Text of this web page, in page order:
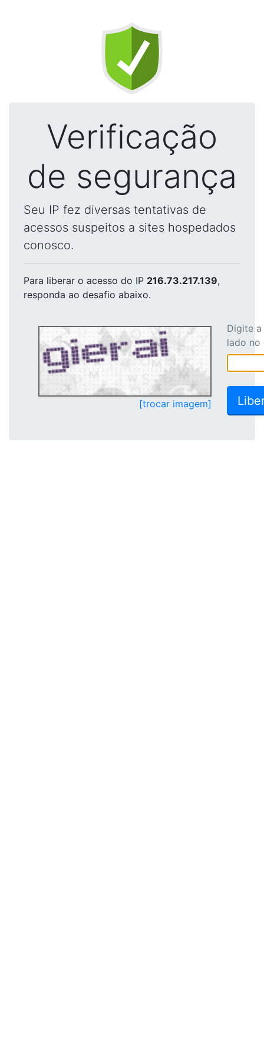
Verificação
de segurança
Seu IP fez diversas tentativas de
acessos suspeitos a sites hospedados
conosco.
Para liberar o acesso do IP 216.73.217.139,
responda ao desafio abaixo.
[trocar imagem]
Digite
lado no